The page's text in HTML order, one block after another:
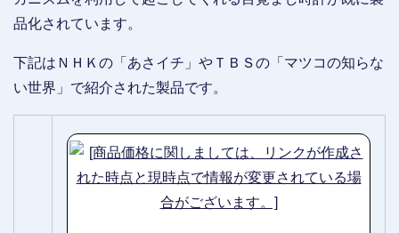
品化されています。
下記はＮＨＫの「あさイチ」やＴＢＳの「マツコの知らな
い世界」で紹介された製品です。